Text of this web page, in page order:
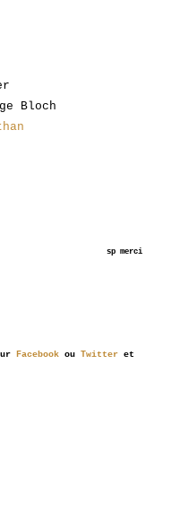
Bloch
sp merci
Facebook ou Twitter et